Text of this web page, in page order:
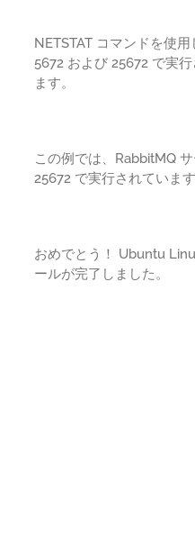
NETSTAT コマンドを使
5672 および 25672 で実
ます。
この例では、RabbitMQ
25672 で実行されています
おめでとう！ Ubuntu
ールが完了しました。